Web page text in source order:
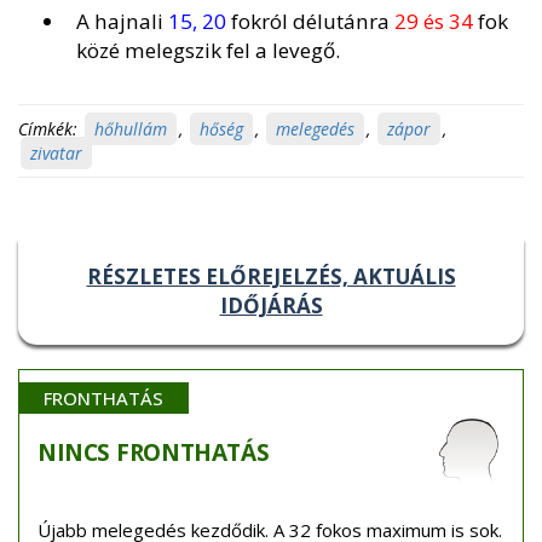
A hajnali 15, 20fokról délutánra 29 és 34fok
közé melegszik fel a levegő.
Címkék: hőhullám , hőség , melegedés , zápor ,
zivatar
RÉSZLETES ELŐREJELZÉS, AKTUÁLIS
IDŐJÁRÁS
FRONTHATÁS
NINCS FRONTHATÁS
Újabb melegedés kezdődik. A 32 fokos maximum is sok.